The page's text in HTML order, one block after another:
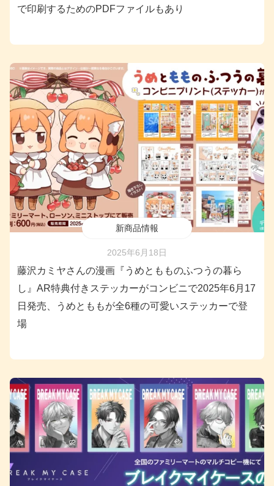
で印刷するためのPDFファイルもあり
新商品情報
2025年6月18日
藤沢カミヤさんの漫画『うめともものふつうの暮ら
し』AR特典付きステッカーがコンビニで2025年6月17
日発売、うめとももが全6種の可愛いステッカーで登
場